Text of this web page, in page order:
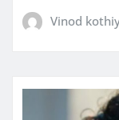
Vinod